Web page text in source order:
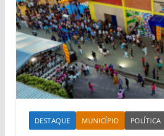
DESTAQUE MUNICÍPIO POLÍTICA